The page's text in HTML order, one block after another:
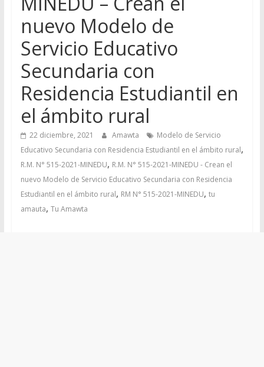
nuevo Modelo de
Servicio Educativo
Secundaria con
Residencia Estudiantil en
el ámbito rural
22 diciembre, 2021 Amawta
Modelo de Servicio
Educativo Secundaria con Residencia Estudiantil en el ámbito rural,
R.M. N° 515-2021-MINEDU, R.M. N° 515-2021-MINEDU - Crean el
nuevo Modelo de Servicio Educativo Secundaria con Residencia
Estudiantil en el ámbito rural, RM N° 515-2021-MINEDU, tu
amauta, Tu Amawta